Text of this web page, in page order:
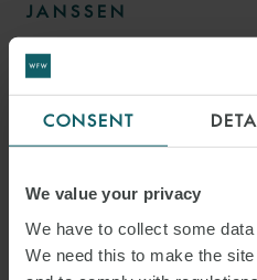
CONSENT
We value your privacy
We have to collect some
We need this to make the
JANSSEN
MUNICH